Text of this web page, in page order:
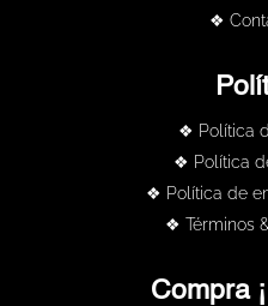
❖
❖ Política
❖ Política
❖ Política de
❖ Términos
Compra